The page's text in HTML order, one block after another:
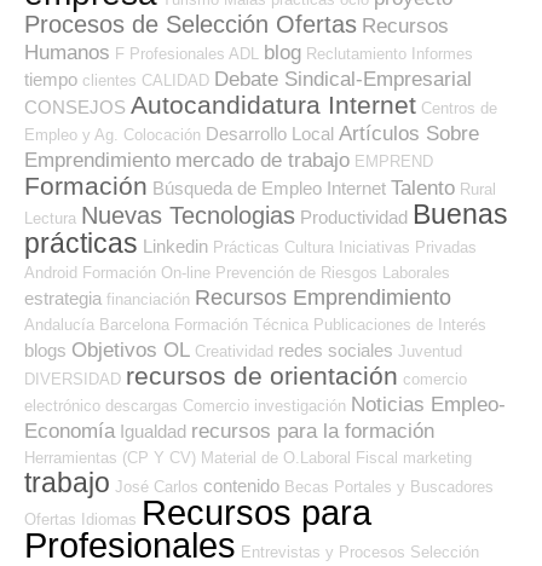
Procesos de Selección Ofertas Recursos
Humanos F Profesionales ADL blog Reclutamiento Informes
tiempo clientes CALIDAD Debate Sindical-Empresarial
CONSEJOS Autocandidatura Internet Centros de
Empleo y Ag. Colocación Desarrollo Local Artículos Sobre
Emprendimiento mercado de trabajo EMPREND
Formación Búsqueda de Empleo Internet Talento Rural
Lectura Nuevas Tecnologias Productividad Buenas
prácticas Linkedin Prácticas Cultura Iniciativas Privadas
Android Formación On-line Prevención de Riesgos Laborales
estrategia financiación Recursos Emprendimiento
Andalucía Barcelona Formación Técnica Publicaciones de Interés
blogs Objetivos OL Creatividad redes sociales Juventud
DIVERSIDAD recursos de orientación comercio
electrónico descargas Comercio investigación Noticias Empleo-
Economía Igualdad recursos para la formación
Herramientas (CP Y CV) Material de O.Laboral Fiscal marketing
trabajo José Carlos contenido Becas Portales y Buscadores
Ofertas Idiomas Recursos para
Profesionales Entrevistas y Procesos Selección